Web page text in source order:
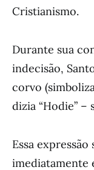
Cristianismo.
Durante sua
indecisão,
corvo
dizia “Hodie” –
Essa
imediatamente